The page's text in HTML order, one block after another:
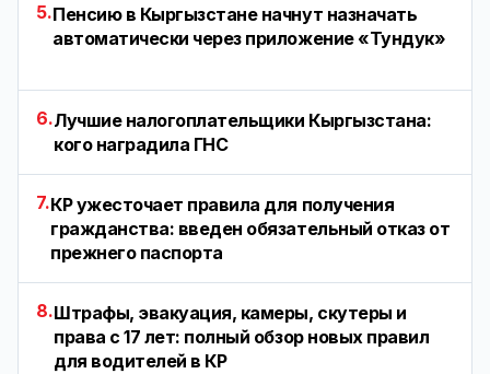
5.Пенсию в Кыргызстане начнут назначать
автоматически через приложение «Тундук»
6.Лучшие налогоплательщики Кыргызстана:
кого наградила ГНС
7.КР ужесточает правила для получения
гражданства: введен обязательный отказ от
прежнего паспорта
8.Штрафы, эвакуация, камеры, скутеры и
права с 17 лет: полный обзор новых правил
для водителей в КР